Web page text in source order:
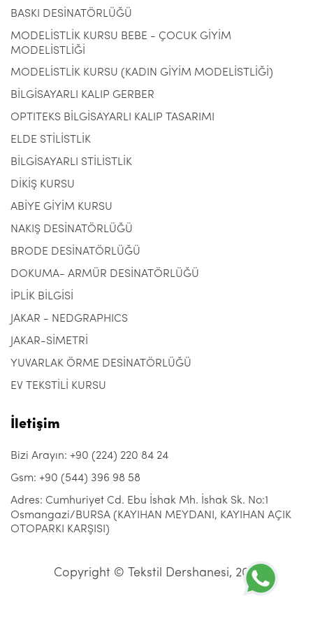
BASKI DESİNATÖRLÜĞÜ
MODELİSTLİK KURSU BEBE - ÇOCUK GİYİM
MODELİSTLİĞİ
MODELİSTLİK KURSU (KADIN GİYİM MODELİSTLİĞİ)
BİLGİSAYARLI KALIP GERBER
OPTITEKS BİLGİSAYARLI KALIP TASARIMI
ELDE STİLİSTLİK
BİLGİSAYARLI STİLİSTLİK
DİKİŞ KURSU
ABİYE GİYİM KURSU
NAKIŞ DESİNATÖRLÜĞÜ
BRODE DESİNATÖRLÜĞÜ
DOKUMA- ARMÜR DESİNATÖRLÜĞÜ
İPLİK BİLGİSİ
JAKAR - NEDGRAPHICS
JAKAR-SİMETRİ
YUVARLAK ÖRME DESİNATÖRLÜĞÜ
EV TEKSTİLİ KURSU
İletişim
Bizi Arayın: +90 (224) 220 84 24
Gsm: +90 (544) 396 98 58
Adres: Cumhuriyet Cd. Ebu İshak Mh. İshak Sk. No:1
Osmangazi/BURSA (KAYIHAN MEYDANI, KAYIHAN AÇIK
OTOPARKI KARŞISI)
Copyright © Tekstil Dershanesi, 2021